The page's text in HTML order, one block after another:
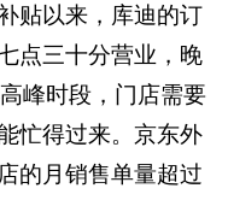
贴以来，库迪的订
点三十分营业，晚
峰时段，门店需要
忙得过来。京东外
的月销售单量超过